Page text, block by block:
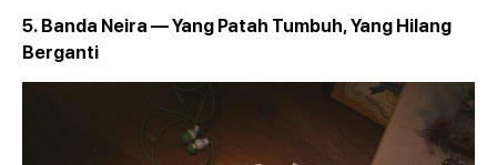
5. Banda Neira — Yang Patah Tumbuh, Yang Hilang
Berganti